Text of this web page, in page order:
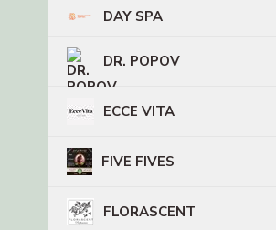
DAY SPA
DR. POPOV
ECCE VITA
FIVE FIVES
FLORASCENT